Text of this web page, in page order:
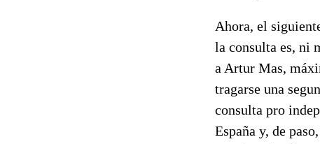
Ahora, el
la consulta es, ni
a Artur Mas,
tragarse una
consulta pro
España y, de